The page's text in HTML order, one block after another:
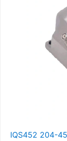
IQS452 204-